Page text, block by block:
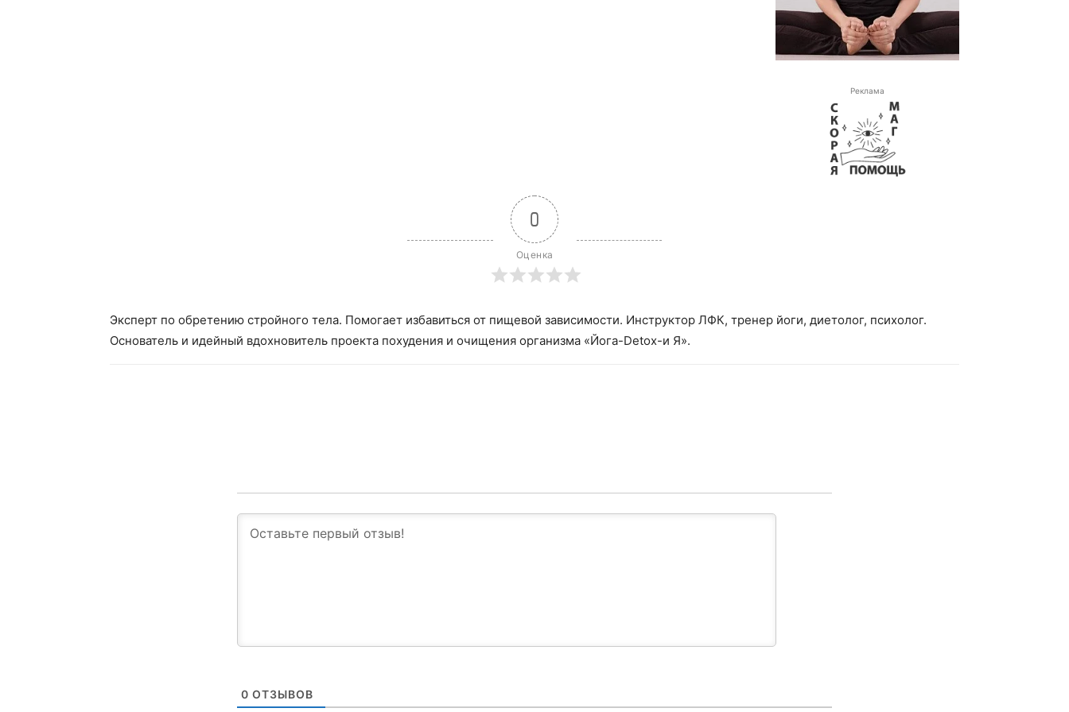
Реклама
0
Оценка
Эксперт по обретению стройного тела. Помогает избавиться от пищевой зависимости. Инструктор ЛФК, тренер йоги, диетолог, психолог.
Основатель и идейный вдохновитель проекта похудения и очищения организма «Йога-Detox-и Я».
0 ОТЗЫВОВ